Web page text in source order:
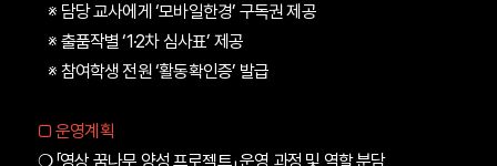
※ 담당 교사에게 ‘모바일한경’ 구독권 제공
※ 출품작별 ‘1·2차 심사표’ 제공
※ 참여학생 전원 ‘활동확인증’ 발급
□운영계획
❍「영상 꿈나무 양성 프로젝트」 운영 과정 및 역할 분담